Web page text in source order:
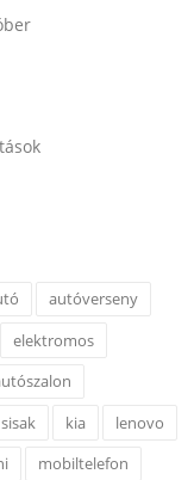
autóverseny
elektromos
kia
lenovo
mobiltelefon